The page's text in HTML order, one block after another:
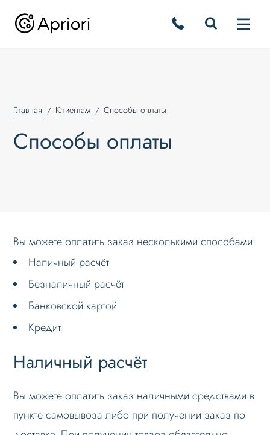
Главная Клиентам Способы оплаты
Способы оплаты
Вы можете оплатить заказ несколькими способами:
Наличный расчёт
Безналичный расчёт
Банковской картой
Кредит
Наличный расчёт
Вы можете оплатить заказ наличными средствами в
пункте самовывоза либо при получении заказ по